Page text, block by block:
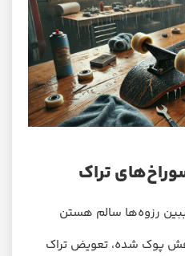
رزوه‌ها سالم هستن
پوک شده، تعویض تراک